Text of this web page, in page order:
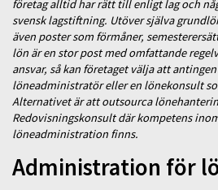
företag alltid har rätt till enligt lag och
svensk lagstiftning. Utöver själva
även poster som förmåner,
lön är en stor post med omfattande
ansvar, så kan företaget välja att
löneadministratör eller en lönekonsult
Alternativet är att outsourca
Redovisningskonsult där kompetens
löneadministration finns.
Administration för